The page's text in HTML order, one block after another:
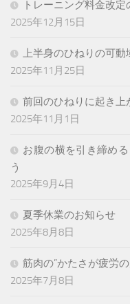
トレーニング料金改
2025年12月15日
上半身のひねりの可動
2025年11月25日
前回のひねりに起き上
2025年11月1日
お腹の横を引き締め
う
2025年9月4日
夏季休業のお知らせ
2025年8月8日
筋肉の”かたさが疲労
2025年7月8日